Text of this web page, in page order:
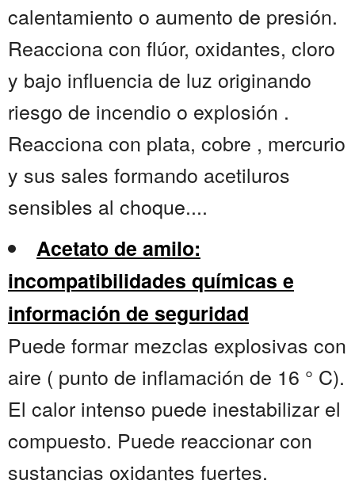
calentamiento o aumento de presión.
Reacciona con flúor, oxidantes, cloro
y bajo influencia de luz originando
riesgo de incendio o explosión .
Reacciona con plata, cobre , mercurio
y sus sales formando acetiluros
sensibles al choque....
Acetato de amilo:
incompatibilidades químicas e
información de seguridad
Puede formar mezclas explosivas con
aire ( punto de inflamación de 16 ° C).
El calor intenso puede inestabilizar el
compuesto. Puede reaccionar con
sustancias oxidantes fuertes.